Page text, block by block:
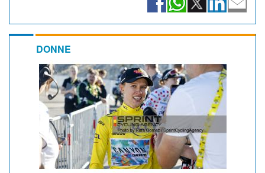
DONNE